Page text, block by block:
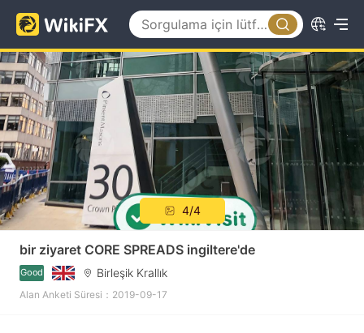
4/4
bir ziyaret CORE SPREADS ingiltere'de
Good Birleşik Krallık
Alan Anketi Süresi：2019-09-17